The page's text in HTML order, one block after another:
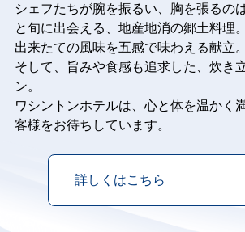
シェフたちが腕を振るい、胸を張るの
と旬に出会える、地産地消の郷土料理。
出来たての風味を五感で味わえる献立。
そして、旨みや食感も追求した、炊き
ン。
ワシントンホテルは、心と体を温かく
客様をお待ちしています。
詳しくはこちら